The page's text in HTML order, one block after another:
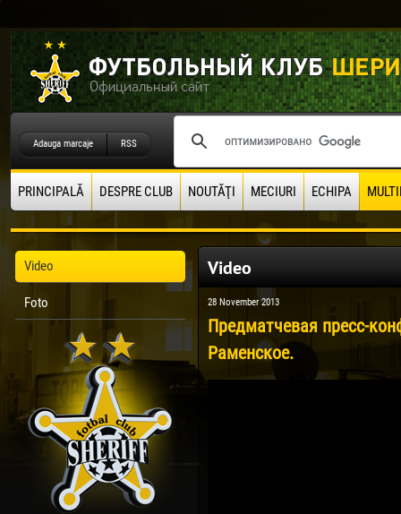
Adauga marcaje RSS
PRINCIPALĂ DESPRE CLUB NOUTĂŢI MECIURI ECHIPA
Video
Foto
Video
28 November 2013
Предматчевая пресс-
Раменское.